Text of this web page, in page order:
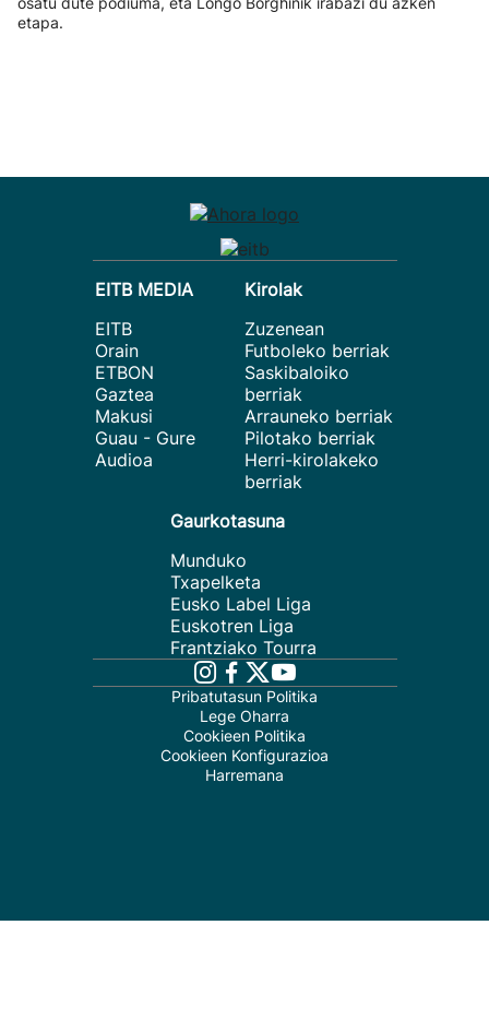
etapa.
EITB MEDIA
EITB
Orain
ETBON
Gaztea
Makusi
Guau - Gure
Audioa
Kirolak
Zuzenean
Futboleko berriak
Saskibaloiko
berriak
Arrauneko berriak
Pilotako berriak
Herri-kirolakeko
berriak
Gaurkotasuna
Munduko
Txapelketa
Eusko Label Liga
Euskotren Liga
Frantziako Tourra
Pribatutasun Politika
Lege Oharra
Cookieen Politika
Cookieen Konfigurazioa
Harremana